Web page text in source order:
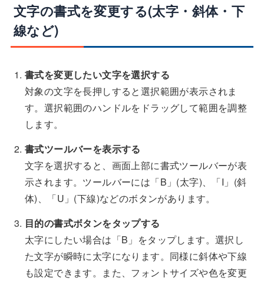
文字の書式を変更する(太字・斜体・下
線など)
書式を変更したい文字を選択する
対象の文字を長押しすると選択範囲が表示されま
す。選択範囲のハンドルをドラッグして範囲を調整
します。
書式ツールバーを表示する
文字を選択すると、画面上部に書式ツールバーが表
示されます。ツールバーには「B」(太字)、「I」(斜
体)、「U」(下線)などのボタンがあります。
目的の書式ボタンをタップする
太字にしたい場合は「B」をタップします。選択し
た文字が瞬時に太字になります。同様に斜体や下線
も設定できます。また、フォントサイズや色を変更